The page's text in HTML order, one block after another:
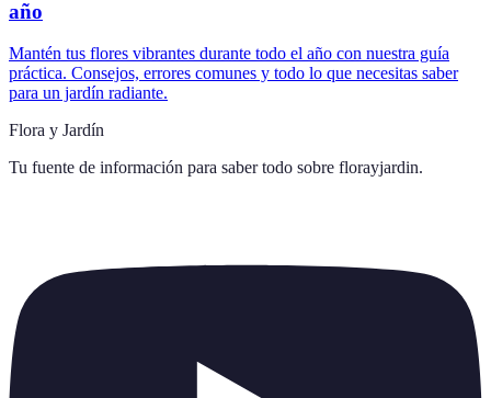
año
Mantén tus flores vibrantes durante todo el año con nuestra guía
práctica. Consejos, errores comunes y todo lo que necesitas saber
para un jardín radiante.
Flora y Jardín
Tu fuente de información para saber todo sobre florayjardin.